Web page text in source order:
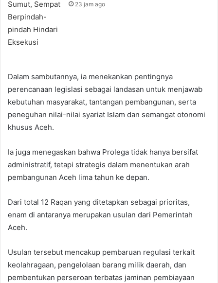
23 jam ago
Dalam sambutannya, ia menekankan pentingnya
perencanaan legislasi sebagai landasan untuk menjawab
kebutuhan masyarakat, tantangan pembangunan, serta
peneguhan nilai-nilai syariat Islam dan semangat otonomi
khusus Aceh.
Ia juga menegaskan bahwa Prolega tidak hanya bersifat
administratif, tetapi strategis dalam menentukan arah
pembangunan Aceh lima tahun ke depan.
Dari total 12 Raqan yang ditetapkan sebagai prioritas,
enam di antaranya merupakan usulan dari Pemerintah
Aceh.
Usulan tersebut mencakup pembaruan regulasi terkait
keolahragaan, pengelolaan barang milik daerah, dan
pembentukan perseroan terbatas jaminan pembiayaan